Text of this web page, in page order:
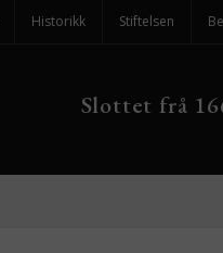
Historikk Stiftelsen
Slottet frå